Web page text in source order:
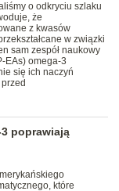
o odkryciu szlaku
że
z kwasów
w związki
sam zespół naukowy
EAs) omega-3
się ich naczyń
poprawiają
które